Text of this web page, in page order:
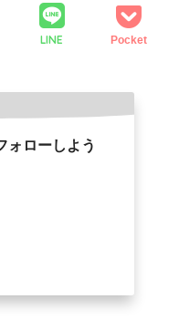
LINE Pocket
ォローしよう